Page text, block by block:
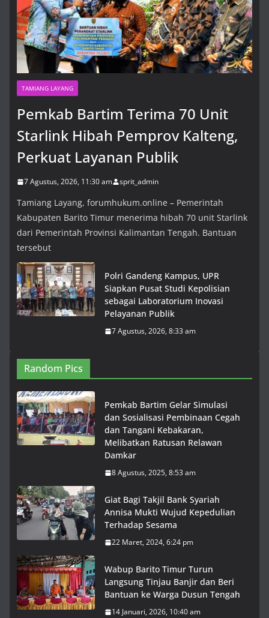
TAMIANG LAYANG
Pemkab Bartim Terima 70 Unit
Starlink Hibah Pemprov Kalteng,
Perkuat Layanan Publik
7 Agustus, 2026, 11:30 am sprit_admin
Tamiang Layang, forumhukum.online – Pemerintah
Kabupaten Barito Timur menerima hibah 70 unit Starlink
dari Pemerintah Provinsi Kalimantan Tengah. Bantuan
tersebut
Polri Gandeng Kampus, UPR
Siapkan Pusat Studi Kepolisian
sebagai Laboratorium Inovasi
Pelayanan Publik
7 Agustus, 2026, 8:33 am
Random Pics
Pemkab Bartim Gelar Simulasi
dan Sosialisasi Pembinaan Cegah
dan Tangani Kebakaran,
Melibatkan Ratusan Relawan
Damkar
8 Agustus, 2025, 8:53 am
Giat Bagi Takjil Bank Syariah
Annisa Mukti Wujud Kepedulian
Terhadap Sesama
22 Maret, 2024, 6:24 pm
Wabup Barito Timur Turun
Langsung Tinjau Banjir dan Beri
Bantuan ke Warga Dusun Tengah
14 Januari, 2026, 10:40 am